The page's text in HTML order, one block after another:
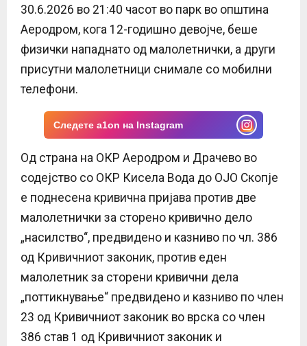
U
30.6.2026 во 21:40 часот во парк во општина
Аеродром, кога 12-годишно девојче, беше
физички нападнато од малолетнички, а други
присутни малолетници снимале со мобилни
телефони.
Следете a1on на Instagram
Од страна на ОКР Аеродром и Драчево во
содејство со ОКР Кисела Вода до ОЈО Скопје
е поднесена кривична пријава против две
малолетнички за сторено кривично дело
„насилство“, предвидено и казниво по чл. 386
од Кривичниот законик, против еден
малолетник за сторени кривични дела
„поттикнување“ предвидено и казниво по член
23 од Кривичниот законик во врска со член
386 став 1 од Кривичниот законик и